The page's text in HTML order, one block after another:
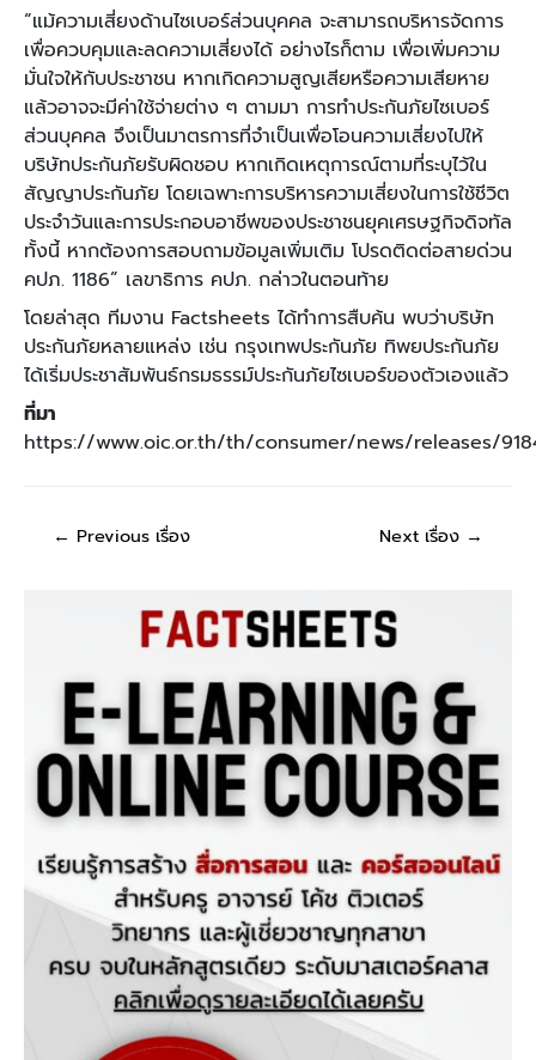
“แม้ความเสี่ยงด้านไซเบอร์ส่วนบุคคล จะสามารถบริหารจัดการ
เพื่อควบคุมและลดความเสี่ยงได้ อย่างไรก็ตาม เพื่อเพิ่มความ
มั่นใจให้กับประชาชน หากเกิดความสูญเสียหรือความเสียหาย
แล้วอาจจะมีค่าใช้จ่ายต่าง ๆ ตามมา การทำประกันภัยไซเบอร์
ส่วนบุคคล จึงเป็นมาตรการที่จำเป็นเพื่อโอนความเสี่ยงไปให้
บริษัทประกันภัยรับผิดชอบ หากเกิดเหตุการณ์ตามที่ระบุไว้ใน
สัญญาประกันภัย โดยเฉพาะการบริหารความเสี่ยงในการใช้ชีวิต
ประจำวันและการประกอบอาชีพของประชาชนยุคเศรษฐกิจดิจทัล
ทั้งนี้ หากต้องการสอบถามข้อมูลเพิ่มเติม โปรดติดต่อสายด่วน
คปภ. 1186” เลขาธิการ คปภ. กล่าวในตอนท้าย
โดยล่าสุด ทีมงาน Factsheets ได้ทำการสืบค้น พบว่าบริษัท
ประกันภัยหลายแหล่ง เช่น กรุงเทพประกันภัย ทิพยประกันภัย
ได้เริ่มประชาสัมพันธ์กรมธรรม์ประกันภัยไซเบอร์ของตัวเองแล้ว
ที่มา
https://www.oic.or.th/th/consumer/news/releases/
← Previous เรื่อง Next เรื่อง →